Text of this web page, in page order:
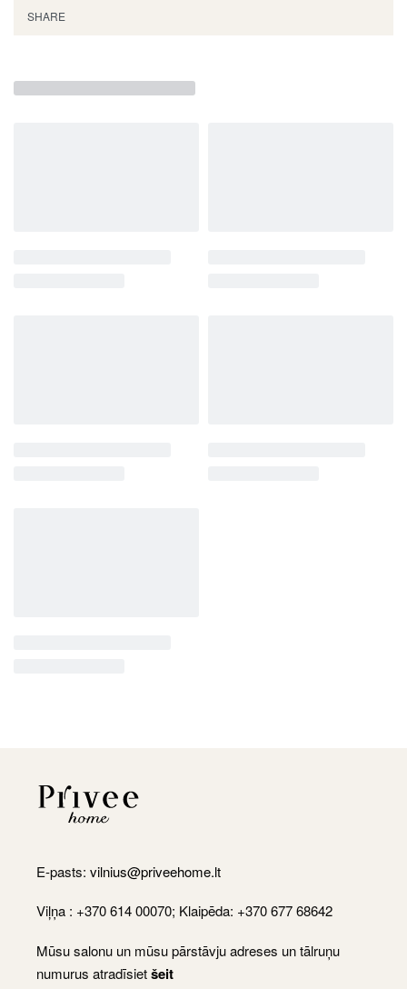
SHARE
E-pasts: vilnius@priveehome.lt
Viļņa : +370 614 00070; Klaipēda: +370 677 68642
Mūsu salonu un mūsu pārstāvju adreses un tālruņu
numurus atradīsietšeit